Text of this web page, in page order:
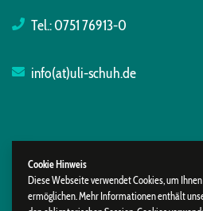
Tel.:0751 76913-0
info(at)uli-schuh.de
Cookie Hinweis
Diese Webseite verwendet Cookies, um
ermöglichen. Mehr Informationen enthält